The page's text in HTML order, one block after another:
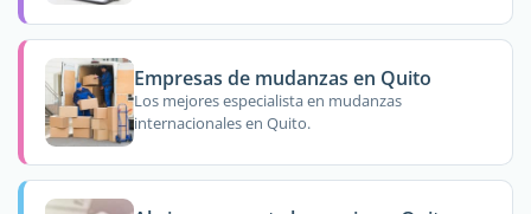
Empresas de mudanzas en Quito
Los mejores especialista en mudanzas
internacionales en Quito.